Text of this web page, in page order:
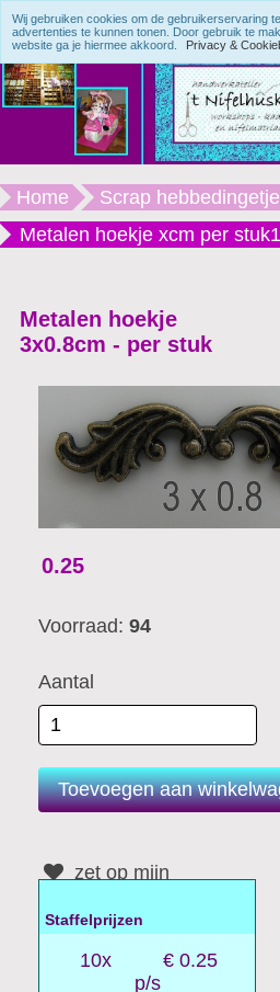
Home Scrap
Metalen hoekje xcm per stuk1
Metalen hoekje
3x0.8cm - per stuk
0.25
Voorraad: 94
Aantal
zet op mijn
verlanglijstje
Staffelprijzen
10x
€ 0.25
p/s
Wij gebruiken cookies om de gebruikerservaring
advertenties te kunnen tonen. Door gebruik te
website ga je hiermee akkoord.
Privacy &